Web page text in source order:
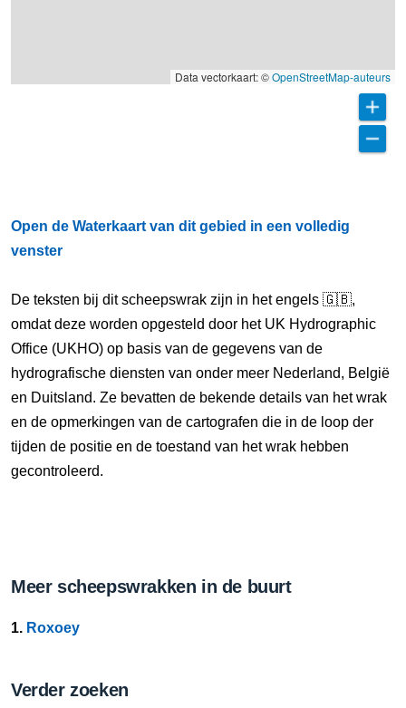
Data vectorkaart: ©OpenStreetMap-auteurs
Open de Waterkaart van dit gebied in een volledig
venster
De teksten bij dit scheepswrak zijn in het engels 🇬🇧,
omdat deze worden opgesteld door het UK Hydrographic
Office (UKHO) op basis van de gegevens van de
hydrografische diensten van onder meer Nederland, België
en Duitsland. Ze bevatten de bekende details van het wrak
en de opmerkingen van de cartografen die in de loop der
tijden de positie en de toestand van het wrak hebben
gecontroleerd.
Meer scheepswrakken in de buurt
1. Roxoey
Verder zoeken